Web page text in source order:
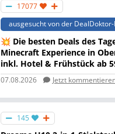
17077
ausgesucht von der
💥 Die besten Deals des
Minecraft Experience in
inkl. Hotel & Frühstück ab
07.08.2026 Jetzt
145